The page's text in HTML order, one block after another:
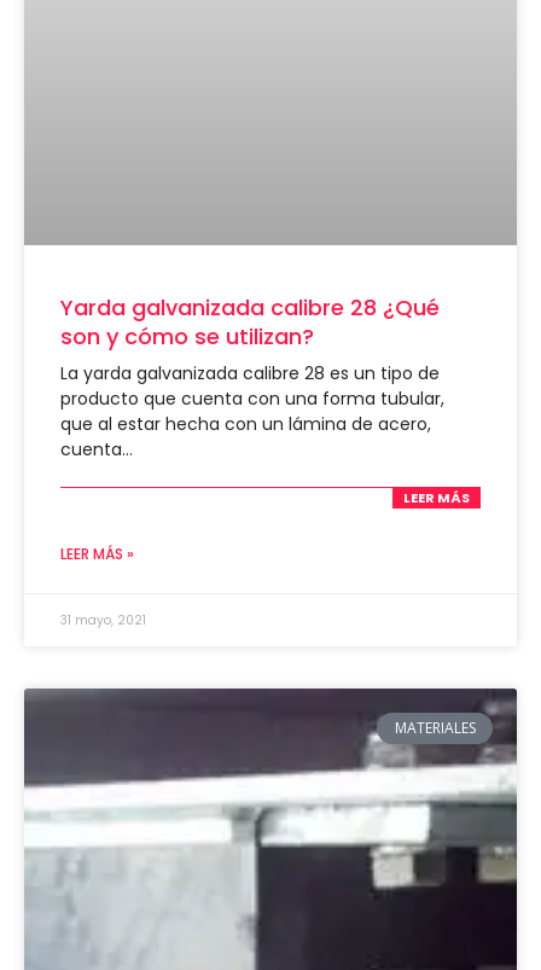
Yarda galvanizada calibre 28 ¿Qué
son y cómo se utilizan?
La yarda galvanizada calibre 28 es un tipo de
producto que cuenta con una forma tubular,
que al estar hecha con un lámina de acero,
cuenta…
LEER MÁS
LEER MÁS »
31 mayo, 2021
MATERIALES